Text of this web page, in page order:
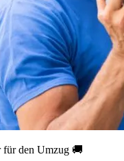
für den Umzug 🚚